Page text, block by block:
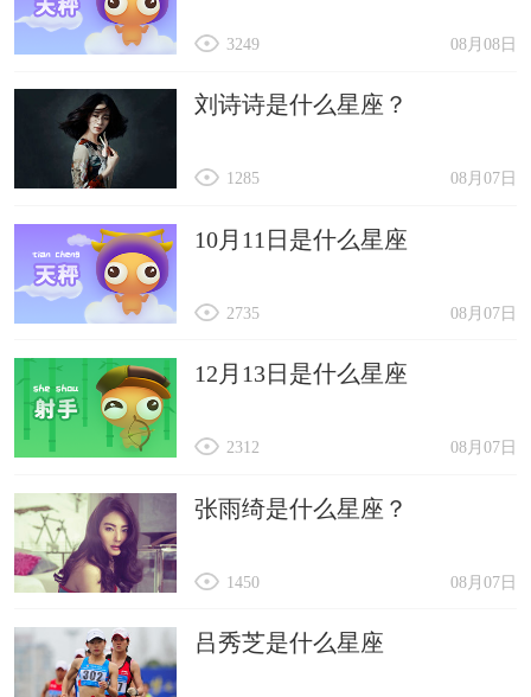
08月08日
3249
刘诗诗是什么星座？
08月07日
1285
10月11日是什么星座
08月07日
2735
12月13日是什么星座
08月07日
2312
张雨绮是什么星座？
08月07日
1450
吕秀芝是什么星座